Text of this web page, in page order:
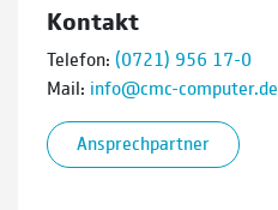
Kontakt
Telefon: (0721) 956 17-0
Mail: info@cmc-computer.de
Ansprechpartner